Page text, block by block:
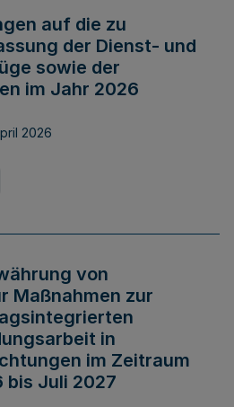
auf die zu
der Dienst- und
sowie der
im Jahr 2026
2026
von
Maßnahmen zur
in
im Zeitraum
bis Juli 2027